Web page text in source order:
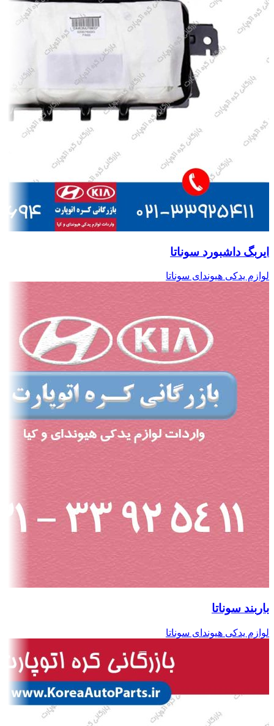
ایربگ داشبورد سوناتا
لوازم یدکی هیوندای سوناتا
باربند سوناتا
لوازم یدکی هیوندای سوناتا